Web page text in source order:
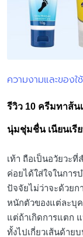
Posted
ความงามและของ
รีวิว 10 ครีมทาส้น
นุ่มชุ่มชื่น เนียนเรี
เท้า ถือเป็นอวัยวะที่
ค่อยได้ใส่ใจในการ
ปัจจัยไม่ว่าจะด้วยก
หนักตัวของแต่ละบุ
แต่ถ้าเกิดการแตก
ทั้งไปเกี่ยวเส้นด้าย